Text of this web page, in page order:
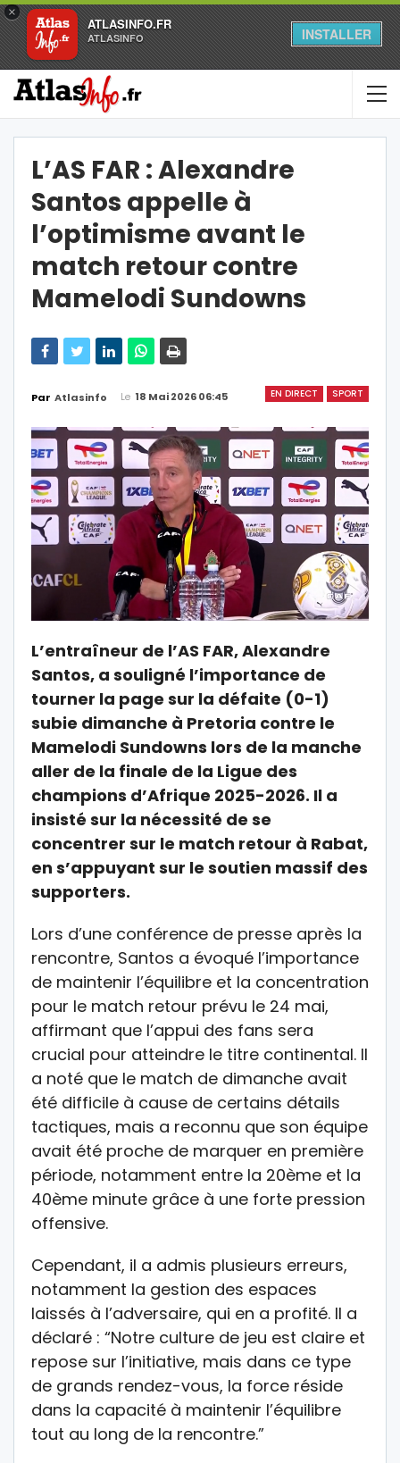
×
ATLASINFO.FR
ATLASINFO INSTALLER
L’AS FAR : Alexandre
Santos appelle à
l’optimisme avant le
match retour contre
Mamelodi Sundowns
EN DIRECT SPORT
Par Atlasinfo Le 18 Mai 2026 06:45
L’entraîneur de l’AS FAR, Alexandre
Santos, a souligné l’importance de
tourner la page sur la défaite (0-1)
subie dimanche à Pretoria contre le
Mamelodi Sundowns lors de la manche
aller de la finale de la Ligue des
champions d’Afrique 2025-2026. Il a
insisté sur la nécessité de se
concentrer sur le match retour à Rabat,
en s’appuyant sur le soutien massif des
supporters.
Lors d’une conférence de presse après la
rencontre, Santos a évoqué l’importance
de maintenir l’équilibre et la concentration
pour le match retour prévu le 24 mai,
affirmant que l’appui des fans sera
crucial pour atteindre le titre continental. Il
a noté que le match de dimanche avait
été difficile à cause de certains détails
tactiques, mais a reconnu que son équipe
avait été proche de marquer en première
période, notamment entre la 20ème et la
40ème minute grâce à une forte pression
offensive.
Cependant, il a admis plusieurs erreurs,
notamment la gestion des espaces
laissés à l’adversaire, qui en a profité. Il a
déclaré : “Notre culture de jeu est claire et
repose sur l’initiative, mais dans ce type
de grands rendez-vous, la force réside
dans la capacité à maintenir l’équilibre
tout au long de la rencontre.”